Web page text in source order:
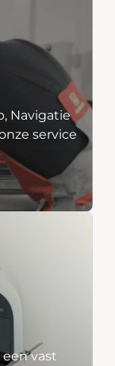
Navigatie
service
vast